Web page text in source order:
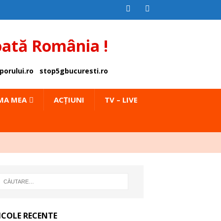
România !
stop5gbucuresti.ro
MEA ACȚIUNI TV – LIVE
RECENTE